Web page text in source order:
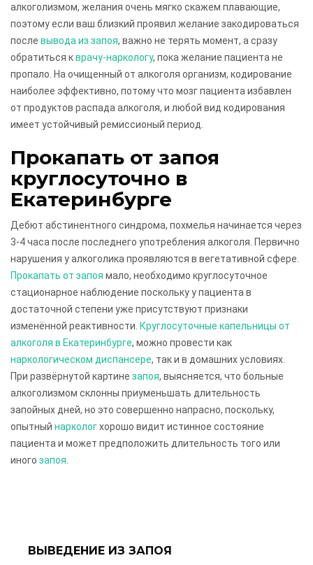
алкоголизмом, желания очень мягко скажем плавающие,
поэтому если ваш близкий проявил желание закодироваться
после вывода из запоя, важно не терять момент, а сразу
обратиться кврачу-наркологу, пока желание пациента не
пропало. На очищенный от алкоголя организм, кодирование
наиболее эффективно, потому что мозг пациента избавлен
от продуктов распада алкоголя, и любой вид кодирования
имеет устойчивый ремиссионый период.
Прокапать от запоя
круглосуточно в
Екатеринбурге
Дебют абстинентного синдрома, похмелья начинается через
3-4 часа после последнего употребления алкоголя. Первично
нарушения у алкоголика проявляются в вегетативной сфере.
Прокапать от запоя мало, необходимо круглосуточное
стационарное наблюдение поскольку у пациента в
достаточной степени уже присутствуют признаки
изменённой реактивности. Круглосуточные капельницы от
алкоголя в Екатеринбурге, можно провести как
наркологическом диспансере, так и в домашних условиях.
При развёрнутой картине запоя, выясняется, что больные
алкоголизмом склонны приуменьшать длительность
запойных дней, но это совершенно напрасно, поскольку,
опытный наркологхорошо видит истинное состояние
пациента и может предположить длительность того или
иного запоя
ВЫВЕДЕНИЕ ИЗ ЗАПОЯ